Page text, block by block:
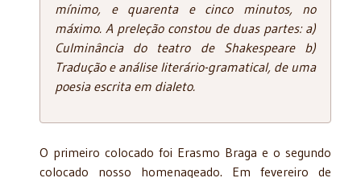
mínimo, e quarenta e cinco minutos, no
máximo. A preleção constou de duas partes: a)
Culminância do teatro de Shakespeare b)
Tradução e análise literário-gramatical, de uma
poesia escrita em dialeto.
O primeiro colocado foi Erasmo Braga e o segundo
colocado nosso homenageado. Em fevereiro de